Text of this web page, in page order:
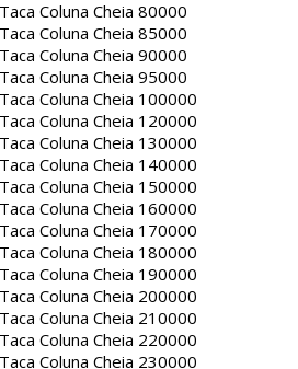
Coluna Cheia 80000
Coluna Cheia 85000
Coluna Cheia 90000
Coluna Cheia 95000
Coluna Cheia 100000
Coluna Cheia 120000
Coluna Cheia 130000
Coluna Cheia 140000
Coluna Cheia 150000
Coluna Cheia 160000
Coluna Cheia 170000
Coluna Cheia 180000
Coluna Cheia 190000
Coluna Cheia 200000
Coluna Cheia 210000
Coluna Cheia 220000
Coluna Cheia 230000